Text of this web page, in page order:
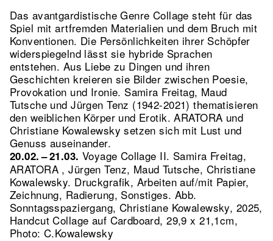
Das avantgardistische Genre Collage steht für das
Spiel mit artfremden Materialien und dem Bruch mit
Konventionen. Die Persönlichkeiten ihrer Schöpfer
widerspiegelnd lässt sie hybride Sprachen
entstehen. Aus Liebe zu Dingen und ihren
Geschichten kreieren sie Bilder zwischen Poesie,
Provokation und Ironie. Samira Freitag, Maud
Tutsche und Jürgen Tenz (1942-2021) thematisieren
den weiblichen Körper und Erotik. ARATORA und
Christiane Kowalewsky setzen sich mit Lust und
Genuss auseinander.
20.02. – 21.03. Voyage Collage II. Samira Freitag,
ARATORA , Jürgen Tenz, Maud Tutsche, Christiane
Kowalewsky. Druckgrafik, Arbeiten auf/mit Papier,
Zeichnung, Radierung, Sonstiges.Abb.
Sonntagsspaziergang, Christiane Kowalewsky, 2025,
Handcut Collage auf Cardboard, 29,9 x 21,1cm,
Photo: C.Kowalewsky